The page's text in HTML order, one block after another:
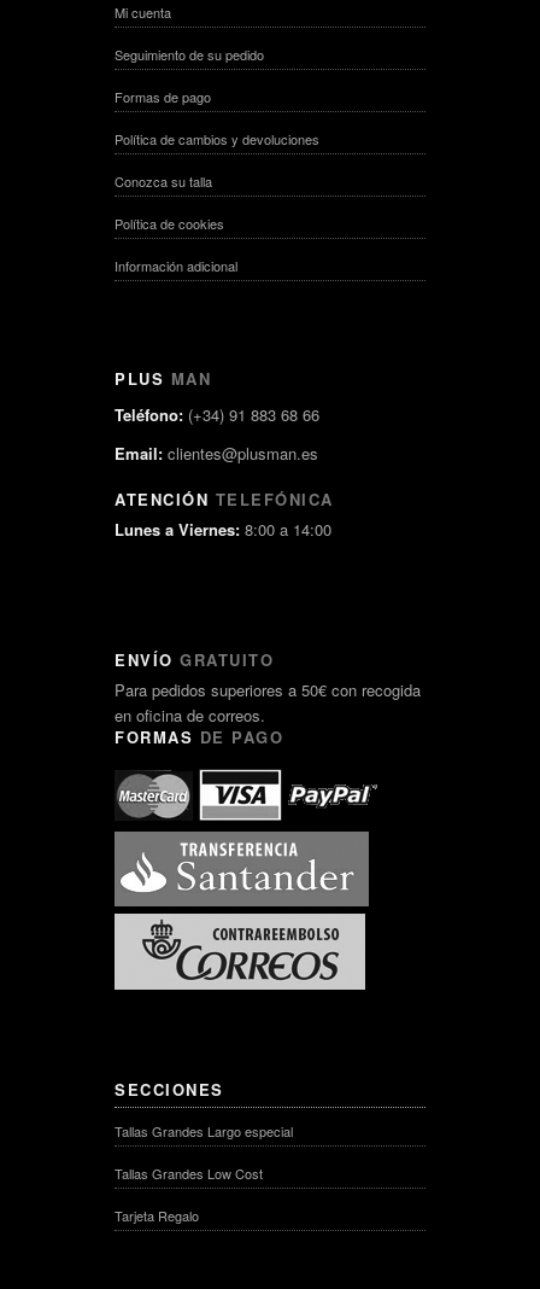
Mi cuenta
Seguimiento de su pedido
Formas de pago
Política de cambios y devoluciones
Conozca su talla
Política de cookies
Información adicional
PLUS MAN
Teléfono: (+34) 91 883 68 66
Email: clientes@plusman.es
ATENCIÓN TELEFÓNICA
Lunes a Viernes: 8:00 a 14:00
ENVÍO GRATUITO
Para pedidos superiores a 50€ con recogida
en oficina de correos.
FORMAS DE PAGO
SECCIONES
Tallas Grandes Largo especial
Tallas Grandes Low Cost
Tarjeta Regalo